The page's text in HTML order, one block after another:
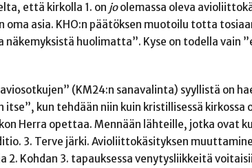
että kirkolla 1. on joolemassa oleva
asia. KHO:n päätöksen muotoilu totta
huolimatta”. Kyse on todella vain
(KM24:n sanavalinta) syyllistä on
kun tehdään niin kuin kristillisessä kirkossa
Herra opettaa. Mennään lähteille, jotka ovat
3. Terve järki. Avioliittokäsityksen
Kohdan 3. tapauksessa venytysliikkeitä